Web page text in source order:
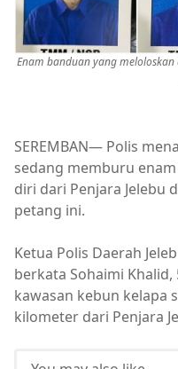
Enam banduan yang
SEREMBAN— Polis
sedang memburu
diri dari Penjara Jelebu
petang ini.
Ketua Polis Daerah
berkata Sohaimi
kawasan kebun kelapa
kilometer dari Penjara